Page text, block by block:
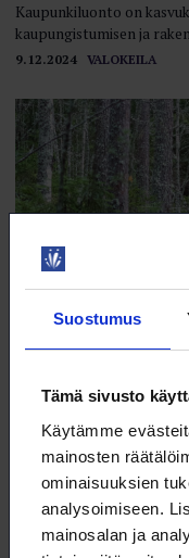
Suostumus
Tämä sivusto
Käytämme
mainosten
ominaisuuksien
analysoimiseen.
mainosalan ja
9.12.2024 VALOKEILA
Kaupunkiluonto on
kaupungistumisen ja
9.12.2024 VALOKEILA
Terveyttä
Lahdessa on erityinen
Salpaus­selän